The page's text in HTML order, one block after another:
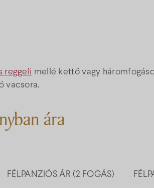
reggeli mellé kettő vagy
vacsora.
ára
FÉLPANZIÓS ÁR (2 FOGÁS)